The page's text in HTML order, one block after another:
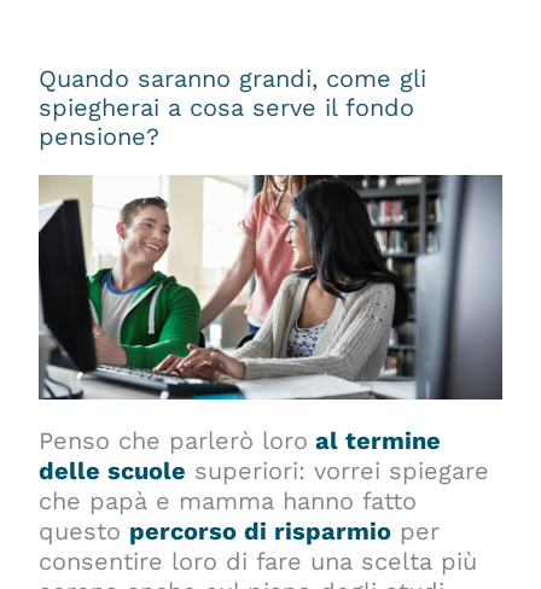
Quando saranno grandi, come gli
spiegherai a cosa serve il fondo
pensione?
Penso che parlerò loro al termine
delle scuole superiori: vorrei spiegare
che papà e mamma hanno fatto
questo percorso di risparmio per
consentire loro di fare una scelta più